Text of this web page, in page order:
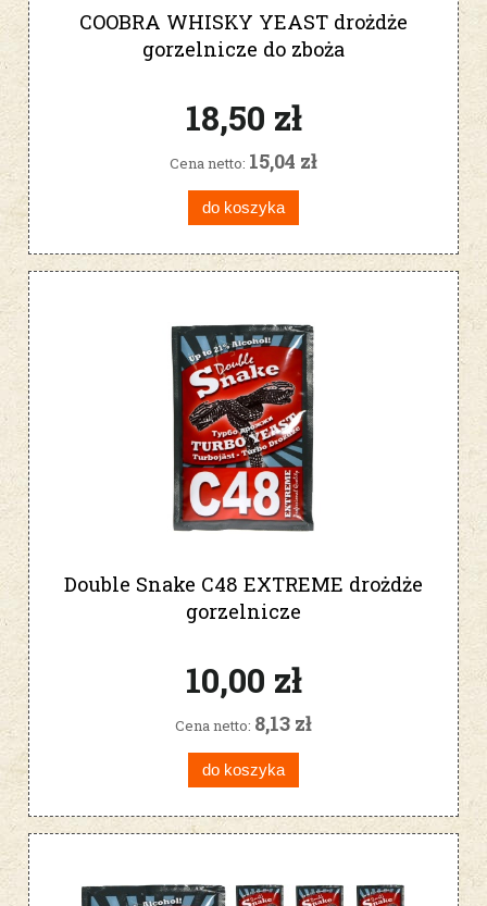
COOBRA WHISKY YEAST drożdże
gorzelnicze do zboża
18,50 zł
Cena netto: 15,04 zł
do koszyka
Double Snake C48 EXTREME drożdże
gorzelnicze
10,00 zł
Cena netto: 8,13 zł
do koszyka